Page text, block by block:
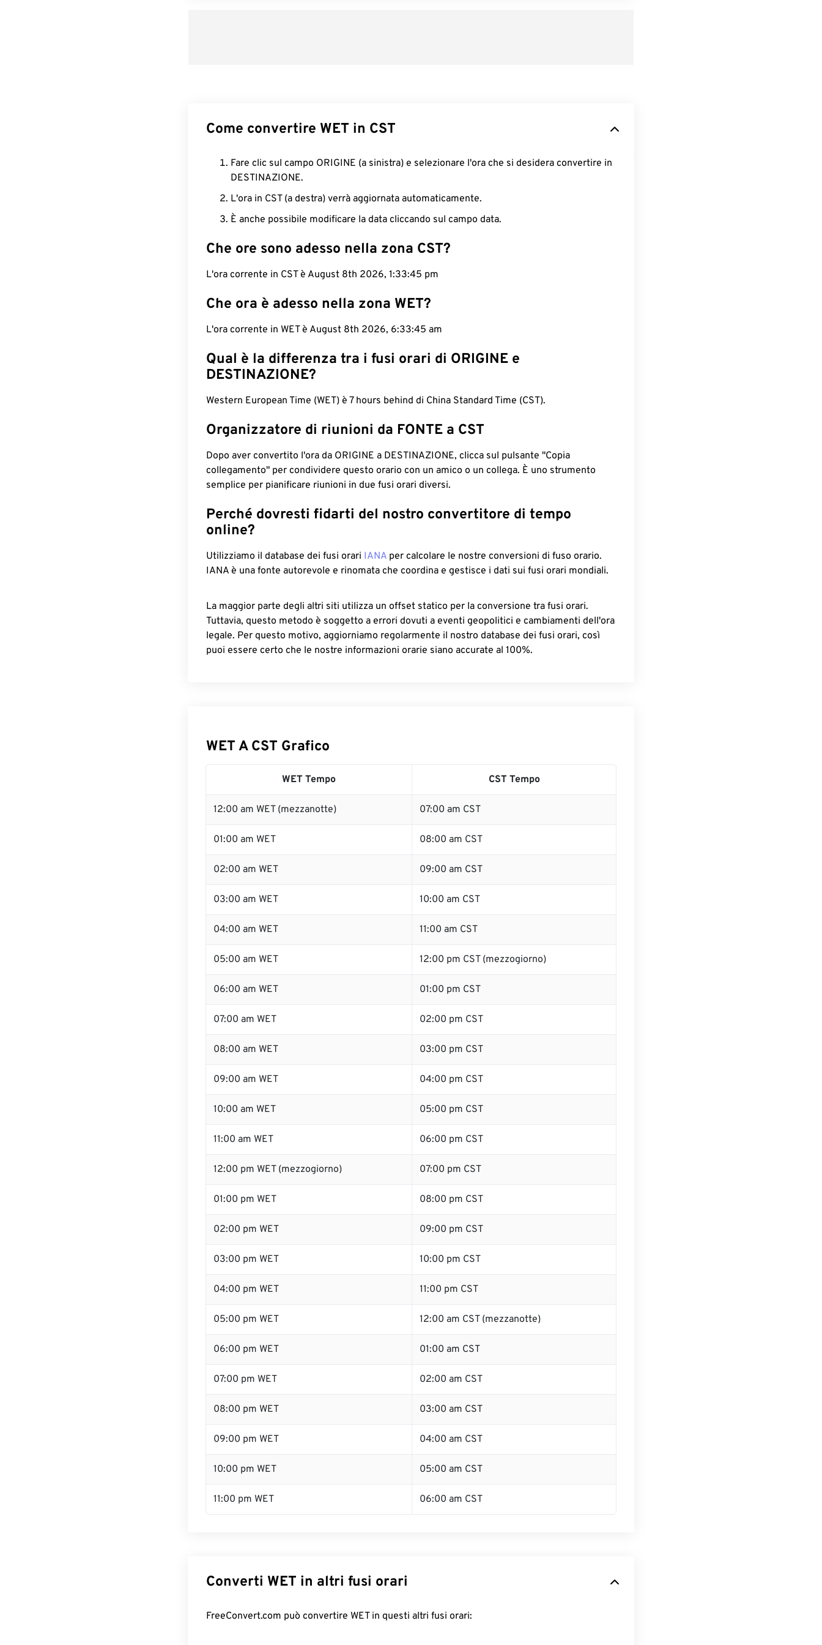
Come convertire WET in CST
Fare clic sul campo ORIGINE (a sinistra) e selezionare l'ora che si desidera convertire in
DESTINAZIONE.
L'ora in CST (a destra) verrà aggiornata automaticamente.
È anche possibile modificare la data cliccando sul campo data.
Che ore sono adesso nella zona CST?
L'ora corrente in CST è August 8th 2026, 1:33:46 pm
Che ora è adesso nella zona WET?
L'ora corrente in WET è August 8th 2026, 6:33:46 am
Qual è la differenza tra i fusi orari di ORIGINE e
DESTINAZIONE?
Western European Time (WET) è 7 hours behind di China Standard Time (CST).
Organizzatore di riunioni da FONTE a CST
Dopo aver convertito l'ora da ORIGINE a DESTINAZIONE, clicca sul pulsante "Copia
collegamento" per condividere questo orario con un amico o un collega. È uno strumento
semplice per pianificare riunioni in due fusi orari diversi.
Perché dovresti fidarti del nostro convertitore di tempo
online?
Utilizziamo il database dei fusi orari IANA per calcolare le nostre conversioni di fuso orario.
IANA è una fonte autorevole e rinomata che coordina e gestisce i dati sui fusi orari mondiali.
La maggior parte degli altri siti utilizza un offset statico per la conversione tra fusi orari.
Tuttavia, questo metodo è soggetto a errori dovuti a eventi geopolitici e cambiamenti dell'ora
legale. Per questo motivo, aggiorniamo regolarmente il nostro database dei fusi orari, così
puoi essere certo che le nostre informazioni orarie siano accurate al 100%.
WET A CST Grafico
WET Tempo CST Tempo
12:00 am WET (mezzanotte) 07:00 am CST
01:00 am WET 08:00 am CST
02:00 am WET 09:00 am CST
03:00 am WET 10:00 am CST
04:00 am WET 11:00 am CST
05:00 am WET 12:00 pm CST (mezzogiorno)
06:00 am WET 01:00 pm CST
07:00 am WET 02:00 pm CST
08:00 am WET 03:00 pm CST
09:00 am WET 04:00 pm CST
10:00 am WET 05:00 pm CST
11:00 am WET 06:00 pm CST
12:00 pm WET (mezzogiorno) 07:00 pm CST
01:00 pm WET 08:00 pm CST
02:00 pm WET 09:00 pm CST
03:00 pm WET 10:00 pm CST
04:00 pm WET 11:00 pm CST
05:00 pm WET 12:00 am CST (mezzanotte)
06:00 pm WET 01:00 am CST
07:00 pm WET 02:00 am CST
08:00 pm WET 03:00 am CST
09:00 pm WET 04:00 am CST
10:00 pm WET 05:00 am CST
11:00 pm WET 06:00 am CST
Converti WET in altri fusi orari
FreeConvert.com può convertire WET in questi altri fusi orari: